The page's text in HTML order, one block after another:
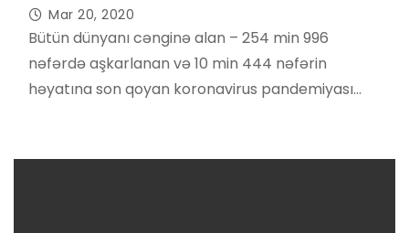
Mar 20, 2020
Bütün dünyanı cənginə alan – 254 min 996
nəfərdə aşkarlanan və 10 min 444 nəfərin
həyatına son qoyan koronavirus pandemiyası…